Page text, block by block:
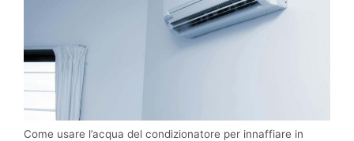
Come usare l’acqua del condizionatore per innaffiare in